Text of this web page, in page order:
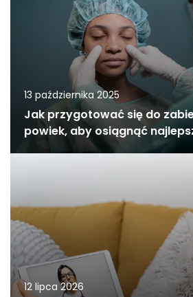
13 października 2025
Jak przygotować się do
powiek, aby osiągnąć
12 lipca 2026